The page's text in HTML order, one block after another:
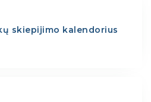
skiepijimo kalendorius